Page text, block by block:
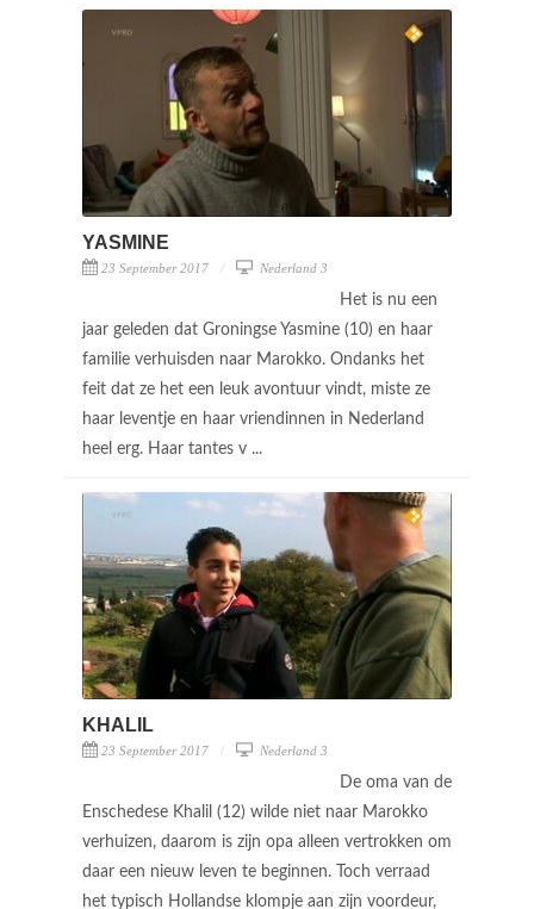
YASMINE
23 September 2017 Nederland 3
Het is nu een
jaar geleden dat Groningse Yasmine (10) en haar
familie verhuisden naar Marokko. Ondanks het
feit dat ze het een leuk avontuur vindt, miste ze
haar leventje en haar vriendinnen in Nederland
heel erg. Haar tantes v ...
KHALIL
23 September 2017 Nederland 3
De oma van de
Enschedese Khalil (12) wilde niet naar Marokko
verhuizen, daarom is zijn opa alleen vertrokken om
daar een nieuw leven te beginnen. Toch verraad
het typisch Hollandse klompje aan zijn voordeur,